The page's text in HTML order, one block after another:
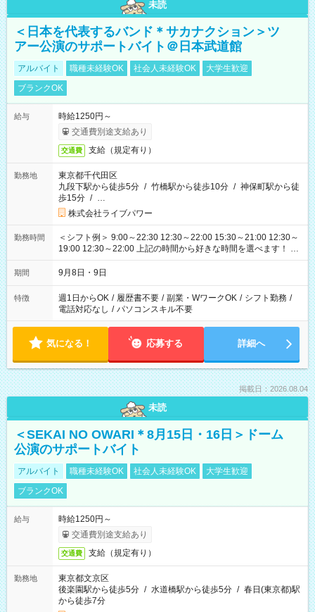
未読
＜日本を代表するバンド＊サカナクション＞ツ
アー公演のサポートバイト＠日本武道館
アルバイト 職種未経験OK 社会人未経験OK
大学生歓迎
ブランクOK
給与
時給1250円～
交通費別途支給あり
交通費 支給（規定有り）
勤務地
東京都千代田区
九段下駅から徒歩5分 / 竹橋駅から徒歩10分 / 神保町駅から徒
歩15分 / …
株式会社ライブパワー
勤務時間
＜シフト例＞ 9:00～22:30 12:30～22:00 15:30～21:00 12:30～
19:00 12:30～22:00 上記の時間から好きな時間を選べます！ ※
時間は変更となる可能性があります
期間 9月8日・9日
特徴 週1日からOK / 履歴書不要 / 副業・WワークOK / シフト勤務 /
電話対応なし / パソコンスキル不要
気になる！ 応募する 詳細へ
掲載日：2026.08.04
未読
＜SEKAI NO OWARI＊8月15日・16日＞ドーム
公演のサポートバイト
アルバイト 職種未経験OK 社会人未経験OK
大学生歓迎
ブランクOK
給与
時給1250円～
交通費別途支給あり
交通費 支給（規定有り）
勤務地
東京都文京区
後楽園駅から徒歩5分 / 水道橋駅から徒歩5分 / 春日(東京都)駅
から徒歩7分